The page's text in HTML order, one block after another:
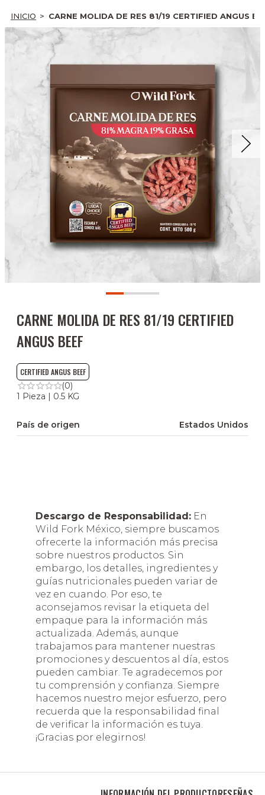
INICIO CARNE MOLIDA DE RES 81/19 CERTIFIED ANGUS
CARNE MOLIDA DE RES 81/19 CERTIFIED
ANGUS BEEF
CERTIFIED ANGUS BEEF
(0)
1 Pieza | 0.5 KG
País de origen Estados Unidos
Descargo de Responsabilidad: En
Wild Fork México, siempre buscamos
ofrecerte la información más precisa
sobre nuestros productos. Sin
embargo, los detalles, ingredientes y
guías nutricionales pueden variar de
vez en cuando. Por eso, te
aconsejamos revisar la etiqueta del
empaque para la información más
actualizada. Además, aunque
trabajamos para mantener nuestras
promociones y descuentos al día, estos
pueden cambiar. Te agradecemos por
tu comprensión y confianza. Siempre
hacemos nuestro mejor esfuerzo, pero
recuerda que la responsabilidad final
de verificar la información es tuya.
¡Gracias por elegirnos!